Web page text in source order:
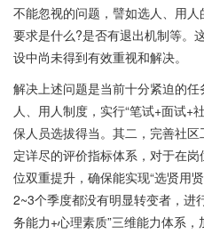
不能忽视的问题，譬如选人、用
要求是什么?是否有退出机制等。
设中尚未得到有效重视和解决。
解决上述问题是当前十分紧迫的
人、用人制度，实行“笔试+面试+
保人员选拔得当。其二，完善社
定详尽的评价指标体系，对于在
位双重提升，确保能实现“选贤用
2~3个季度都没有明显转变者，进
务能力+心理素质”三维能力体系